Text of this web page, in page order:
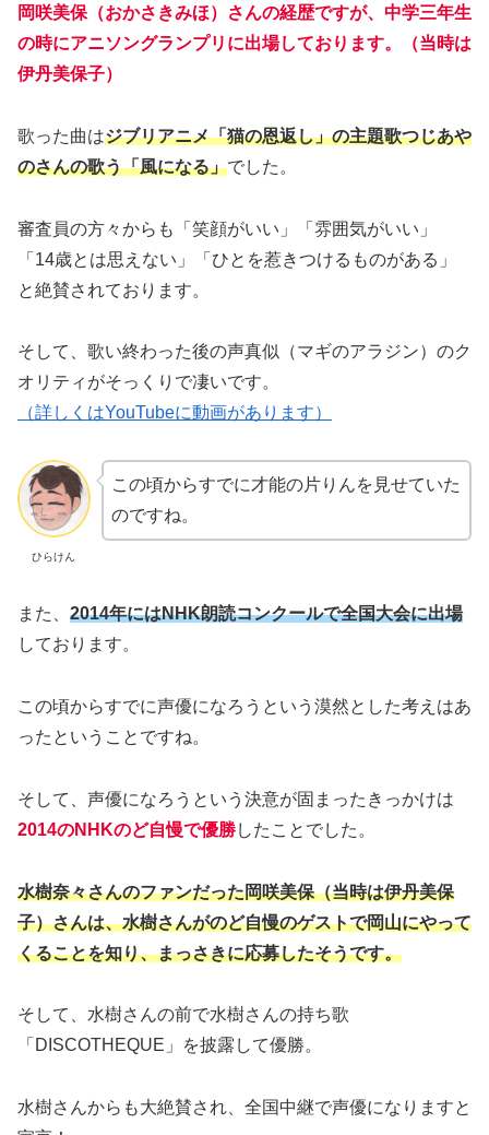
岡咲美保（おかさきみほ）さんの経歴ですが、中学三年生
の時にアニソングランプリに出場しております。（当時は
伊丹美保子）
歌った曲はジブリアニメ「猫の恩返し」の主題歌つじあや
のさんの歌う「風になる」でした。
審査員の方々からも「笑顔がいい」「雰囲気がいい」
「14歳とは思えない」「ひとを惹きつけるものがある」
と絶賛されております。
そして、歌い終わった後の声真似（マギのアラジン）のク
オリティがそっくりで凄いです。
（詳しくはYouTubeに動画があります）
ひらけん
この頃からすでに才能の片りんを見せていた
のですね。
また、 2014年にはNHK朗読コンクールで全国大会に出場
しております。
この頃からすでに声優になろうという漠然とした考えはあ
ったということですね。
そして、声優になろうという決意が固まったきっかけは
2014のNHKのど自慢で優勝したことでした。
水樹奈々さんのファンだった岡咲美保（当時は伊丹美保
子）さんは、水樹さんがのど自慢のゲストで岡山にやって
くることを知り、まっさきに応募したそうです。
そして、水樹さんの前で水樹さんの持ち歌
「DISCOTHEQUE」を披露して優勝。
水樹さんからも大絶賛され、全国中継で声優になりますと